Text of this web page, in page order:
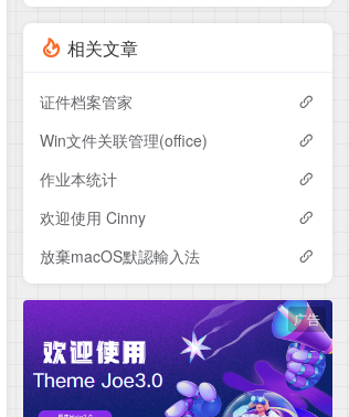
相关文章
证件档案管家
Win文件关联管理(office)
作业本统计
欢迎使用 Cinny
放棄macOS默認輸入法
广告